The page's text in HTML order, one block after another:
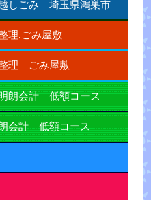
しごみ 埼玉県鴻巣市
理.ごみ屋敷
理 ごみ屋敷
朗会計 低額コース
会計 低額コース